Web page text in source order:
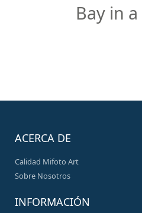
Bay in
ACERCA DE
Calidad Mifoto Art
Sobre Nosotros
INFORMACIÓN